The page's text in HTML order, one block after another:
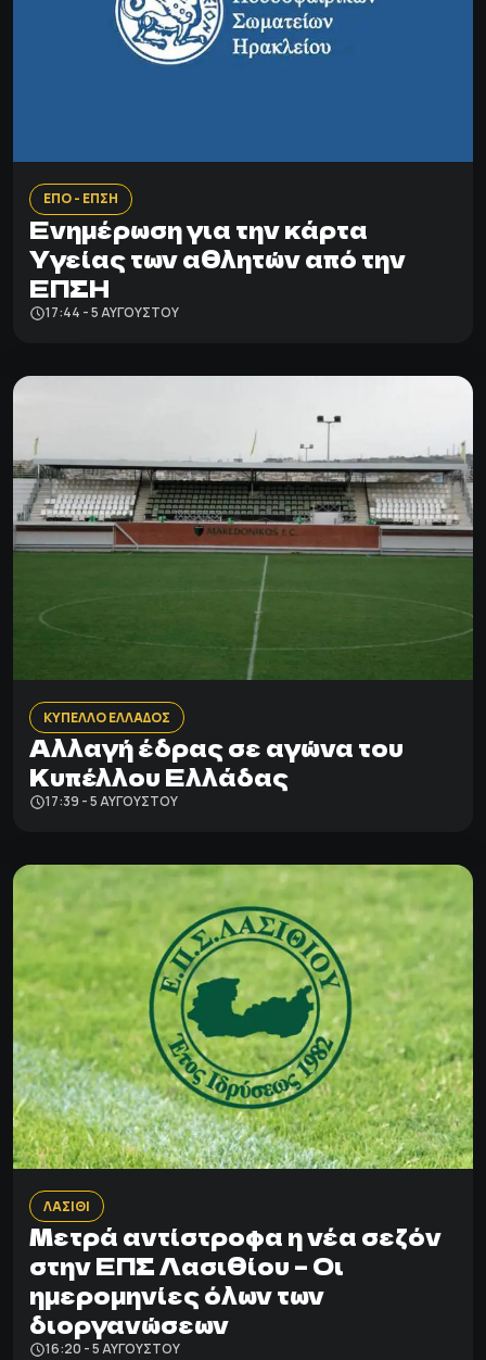
ΕΠΟ - ΕΠΣΗ
Ενημέρωση για την κάρτα
Υγείας των αθλητών από την
ΕΠΣΗ
17:44 - 5 ΑΥΓΟΎΣΤΟΥ
ΚΥΠΕΛΛΟ ΕΛΛΑΔΟΣ
Αλλαγή έδρας σε αγώνα του
Κυπέλλου Ελλάδας
17:39 - 5 ΑΥΓΟΎΣΤΟΥ
ΛΑΣΙΘΙ
Μετρά αντίστροφα η νέα σεζόν
στην ΕΠΣ Λασιθίου – Οι
ημερομηνίες όλων των
διοργανώσεων
16:20 - 5 ΑΥΓΟΎΣΤΟΥ